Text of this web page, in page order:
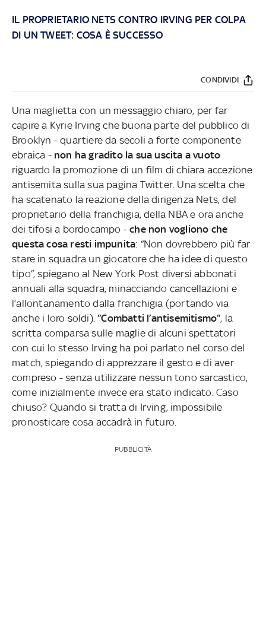
IL PROPRIETARIO NETS CONTRO IRVING PER COLPA
DI UN TWEET: COSA È SUCCESSO
CONDIVIDI
Una maglietta con un messaggio chiaro, per far
capire a Kyrie Irving che buona parte del pubblico di
Brooklyn - quartiere da secoli a forte componente
ebraica - non ha gradito la sua uscita a vuoto
riguardo la promozione di un film di chiara accezione
antisemita sulla sua pagina Twitter. Una scelta che
ha scatenato la reazione della dirigenza Nets, del
proprietario della franchigia, della NBA e ora anche
dei tifosi a bordocampo -che non vogliono che
questa cosa resti impunita: “Non dovrebbero più far
stare in squadra un giocatore che ha idee di questo
tipo”, spiegano al New York Post diversi abbonati
annuali alla squadra, minacciando cancellazioni e
l’allontanamento dalla franchigia (portando via
anche i loro soldi).“Combatti l’antisemitismo”, la
scritta comparsa sulle maglie di alcuni spettatori
con cui lo stesso Irving ha poi parlato nel corso del
match, spiegando di apprezzare il gesto e di aver
compreso - senza utilizzare nessun tono sarcastico,
come inizialmente invece era stato indicato. Caso
chiuso? Quando si tratta di Irving, impossibile
pronosticare cosa accadrà in futuro.
PUBBLICITÀ